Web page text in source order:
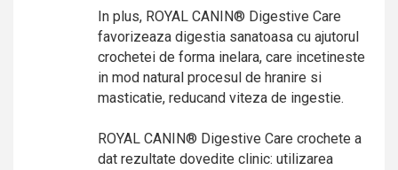
In plus, ROYAL CANIN® Digestive Care
favorizeaza digestia sanatoasa cu ajutorul
crochetei de forma inelara, care incetineste
in mod natural procesul de hranire si
masticatie, reducand viteza de ingestie.
ROYAL CANIN® Digestive Care crochete a
dat rezultate dovedite clinic: utilizarea